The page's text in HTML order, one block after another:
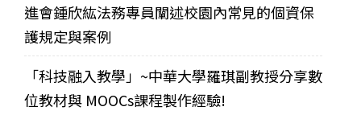
進會鍾欣紘法務專員闡述校園內常見的個資保
護規定與案例
「科技融入教學」~中華大學羅琪副教授分享數
位教材與 MOOCs課程製作經驗!